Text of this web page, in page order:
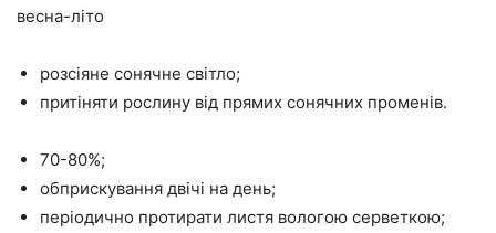
весна-літо
розсіяне сонячне світло;
притіняти рослину від прямих сонячних променів.
70-80%;
обприскування двічі на день;
періодично протирати листя вологою серветкою;